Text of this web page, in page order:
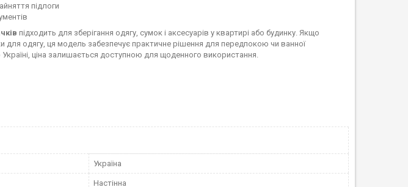
підлоги
підходить для зберігання одягу, сумок і аксесуарів у квартирі або будинку. Якщо
для одягу, ця модель забезпечує практичне рішення для передпокою чи ванної
ціна залишається доступною для щоденного використання.
Україна
Настінна